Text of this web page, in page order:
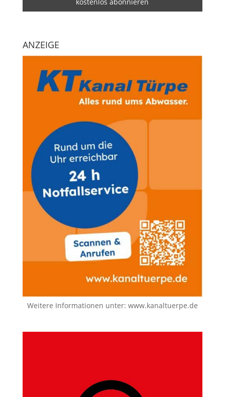
ANZEIGE
Weitere Informationen unter: www.kanaltuerpe.de